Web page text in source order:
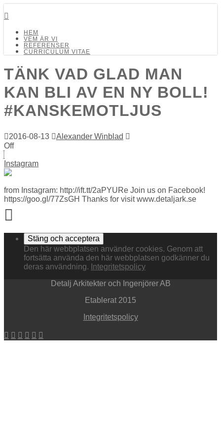
HEM
VEM ÄR VI
REFERENSER
CURRICULUM VITAE
TÄNK VAD GLAD MAN
KAN BLI AV EN NY BOLL!
#KANSKEMOTLJUS
2016-08-13
Alexander Winblad
Off
Instagram
from Instagram: http://ift.tt/2aPYURe Join us on Facebook!
https://goo.gl/77ZsGH Thanks for visit www.detaljark.se
Den här webbplatsen använder cookies. Genom att
fortsätta använda den här webbplatsen godkänner du
deras användning. Integritetspolicy
Detalj Arkitekter och Ingenjörer AB
Etablerat 2015
Integritetspolicy